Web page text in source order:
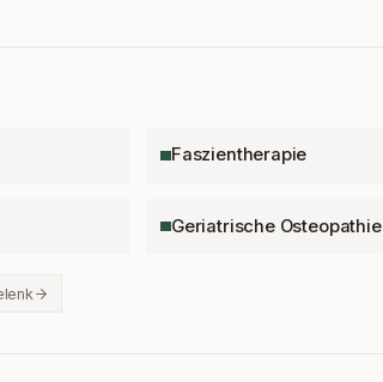
Faszientherapie
Geriatrische Osteopathie